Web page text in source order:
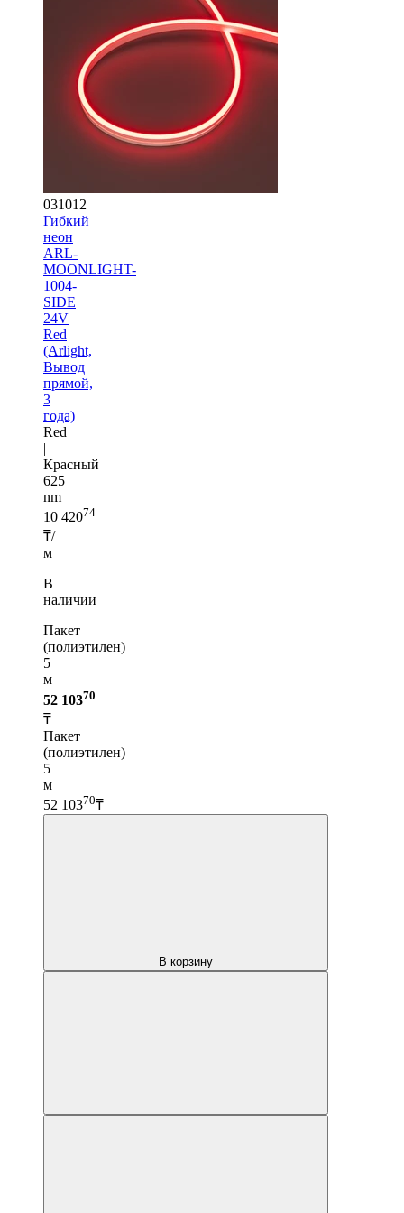
031012
Гибкий
неон
ARL-
MOONLIGHT-
1004-
SIDE
24V
Red
(Arlight,
Вывод
прямой,
3
года)
Red
|
Красный
625
nm
10 42074
₸/
м
В
наличии
Пакет
(полиэтилен)
5
м —
52 10370
₸
Пакет
(полиэтилен)
5
м
52 10370₸
В корзину